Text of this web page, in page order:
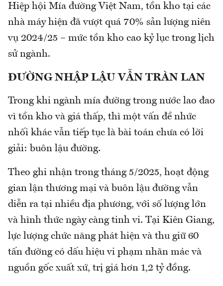
Hiệp hội Mía đường Việt Nam, tồn kho tại các
nhà máy hiện đã vượt quá 70% sản lượng niên
vụ 2024/25 – mức tồn kho cao kỷ lục trong lịch
sử ngành.
ĐƯỜNG NHẬP LẬU VẪN TRÀN LAN
Trong khi ngành mía đường trong nước lao đao
vì tồn kho và giá thấp, thì một vấn đề nhức
nhối khác vẫn tiếp tục là bài toán chưa có lời
giải: buôn lậu đường.
Theo ghi nhận trong tháng 5/2025, hoạt động
gian lận thương mại và buôn lậu đường vẫn
diễn ra tại nhiều địa phương, với số lượng lớn
và hình thức ngày càng tinh vi. Tại Kiên Giang,
lực lượng chức năng phát hiện và thu giữ 60
tấn đường có dấu hiệu vi phạm nhãn mác và
nguồn gốc xuất xứ, trị giá hơn 1,2 tỷ đồng.